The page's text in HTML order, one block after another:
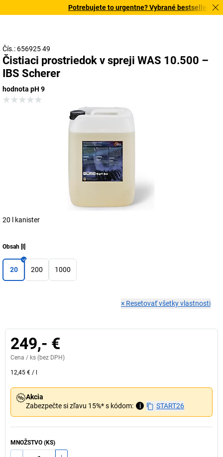
Potrebujete to urgentne? Vybrané bestsellery
Čís.: 656925 49
Čistiaci prostriedok v spreji WAS 10.500 –
IBS Scherer
hodnota pH 9
20 l kanister
Obsah [ ]
20 200 1000
× Resetovať všetky vlastnosti
249,- €
Cena / ks (bez DPH)
12,45 € /
Akcia
Zabezpečte si zľavu 15%* s kódom:
i START26
MNOŽSTVO (KS)